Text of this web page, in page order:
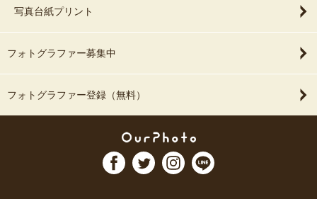
写真台紙プリント
フォトグラファー募集中
フォトグラファー登録（無料）